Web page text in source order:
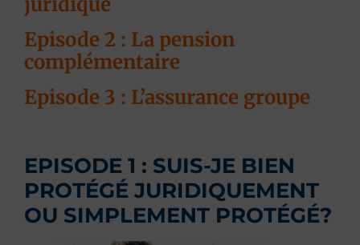
Episode 2 : La pension
complémentaire
Episode 3 : L’assurance groupe
EPISODE 1 : SUIS-JE BIEN
PROTÉGÉ JURIDIQUEMENT
OU SIMPLEMENT PROTÉGÉ?